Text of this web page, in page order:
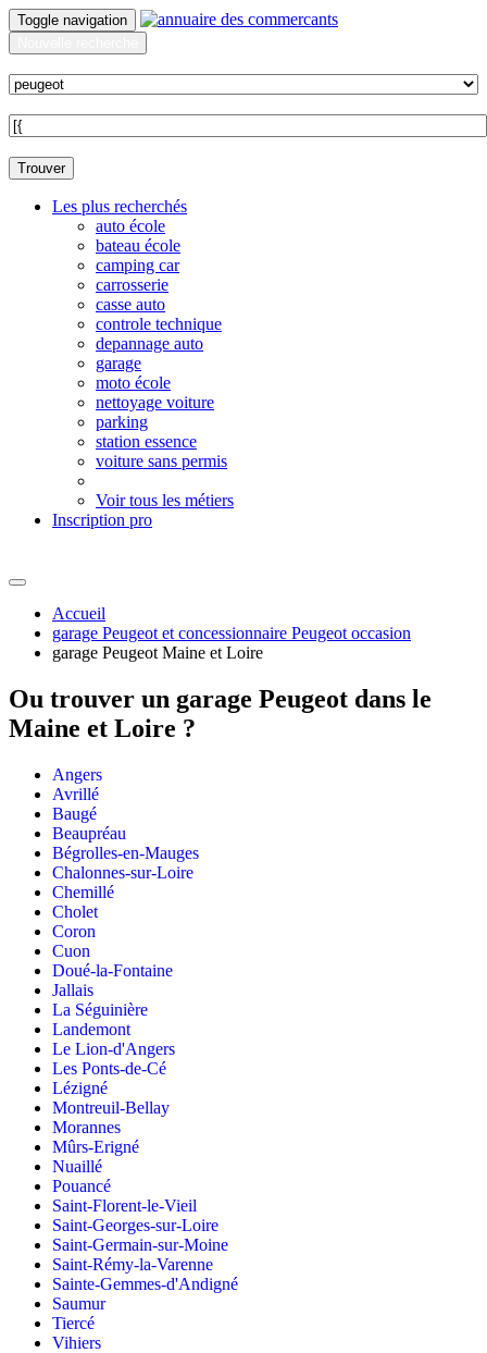
Toggle navigation
Trouver
Les plus recherchés
auto école
bateau école
camping car
carrosserie
casse auto
controle technique
depannage auto
garage
moto école
nettoyage voiture
parking
station essence
voiture sans permis
Voir tous les métiers
Inscription pro
Accueil
garage Peugeot et concessionnaire Peugeot occasion
garage Peugeot Maine et Loire
Ou trouver un garage Peugeot dans le
Maine et Loire ?
Angers
Avrillé
Baugé
Beaupréau
Bégrolles-en-Mauges
Chalonnes-sur-Loire
Chemillé
Cholet
Coron
Cuon
Doué-la-Fontaine
Jallais
La Séguinière
Landemont
Le Lion-d'Angers
Les Ponts-de-Cé
Lézigné
Montreuil-Bellay
Morannes
Mûrs-Erigné
Nuaillé
Pouancé
Saint-Florent-le-Vieil
Saint-Georges-sur-Loire
Saint-Germain-sur-Moine
Saint-Rémy-la-Varenne
Sainte-Gemmes-d'Andigné
Saumur
Tiercé
Vihiers